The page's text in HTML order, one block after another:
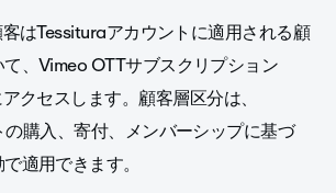
はTessituraアカウントに適用される顧
、Vimeo OTTサブスクリプション
クセスします。顧客層区分は、
購入、寄付、メンバーシップに基づ
適用できます。